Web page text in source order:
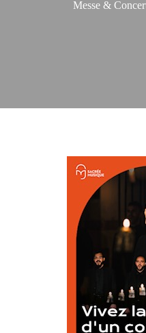
Messe &